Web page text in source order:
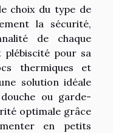
choix du type de
la sécurité,
de chaque
plébiscité pour sa
thermiques et
solution idéale
ou garde-
optimale grâce
en petits